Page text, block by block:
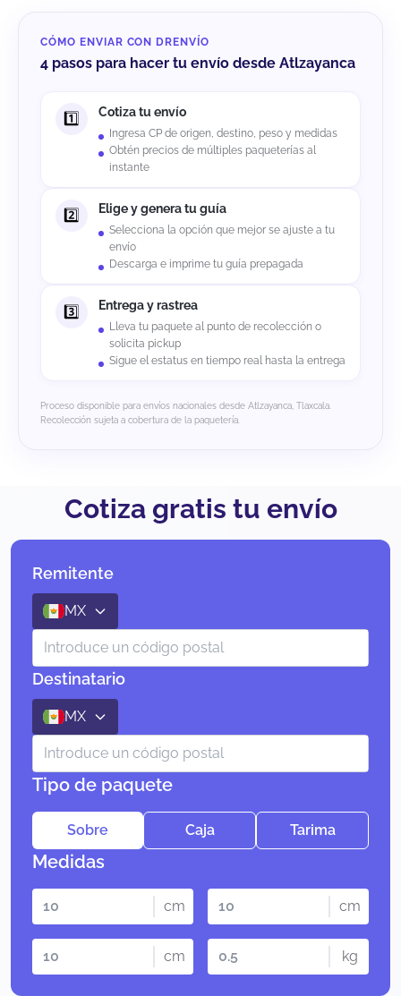
CÓMO ENVIAR CON DRENVÍO
4 pasos para hacer tu envío desde Atlzayanca
Cotiza tu envío
Ingresa CP de origen, destino, peso y medidas
Obtén precios de múltiples paqueterías al
instante
Elige y genera tu guía
Selecciona la opción que mejor se ajuste a tu
envío
Descarga e imprime tu guía prepagada
Entrega y rastrea
Lleva tu paquete al punto de recolección o
solicita pickup
Sigue el estatus en tiempo real hasta la entrega
Proceso disponible para envíos nacionales desde Atlzayanca, Tlaxcala.
Recolección sujeta a cobertura de la paquetería.
Cotiza gratis tu envío
Remitente
MX
Destinatario
MX
Tipo de paquete
Sobre Caja Tarima
Medidas
cm cm
cm kg